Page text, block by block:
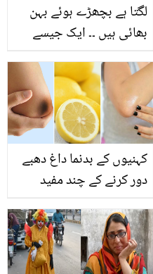
لگتا ہے بچھڑے ہوئے بہن
بھائی ہیں ۔۔ ایک جیسے
اور یمنیٰ زیدی کی مشابہت
پر سوشل میڈیا صارفین
حیران
کہنیوں کے بدنما داغ دھبے
دور کرنے کے چند مفید